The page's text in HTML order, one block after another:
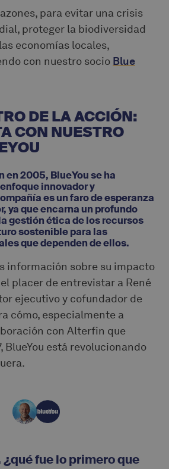
para evitar una crisis
proteger la biodiversidad
economías locales,
con nuestro socio Blue
DE LA ACCIÓN:
CON NUESTRO
en 2005, BlueYou se ha
innovador y
es un faro de esperanza
ya que encarna un profundo
gestión ética de los recursos
sostenible para las
que dependen de ellos.
información sobre su impacto
placer de entrevistar a René
ejecutivo y cofundador de
cómo, especialmente a
con Alterfin que
BlueYou está revolucionando
¿qué fue lo primero que